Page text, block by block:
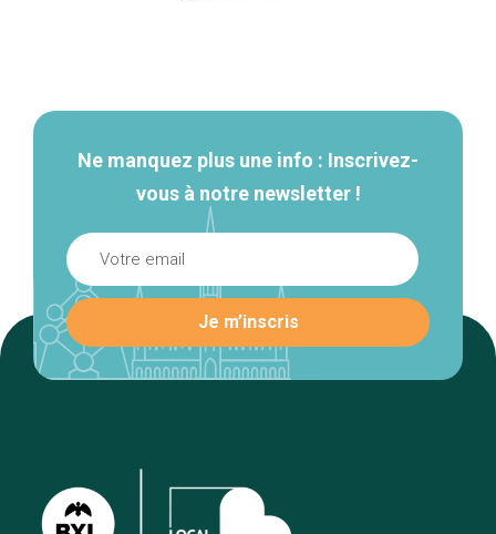
Ne manquez plus une info : Inscrivez-
vous à notre newsletter !